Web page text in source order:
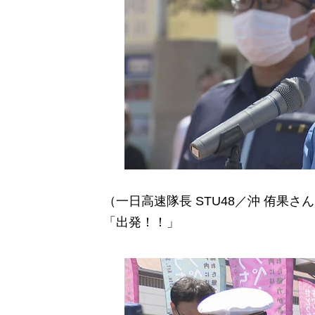
（一日高速隊長 STU48／沖 侑果さ
「出発！！」